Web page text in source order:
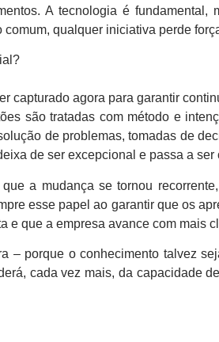
A tecnologia é
qualquer iniciativa perde
capturado agora para garantir
são tratadas com método e
de problemas, tomadas de
de ser excepcional e passa a
a mudança se tornou
esse papel ao garantir que os
e que a empresa avance com mais
– porque o conhecimento talvez
cada vez mais, da capacidade